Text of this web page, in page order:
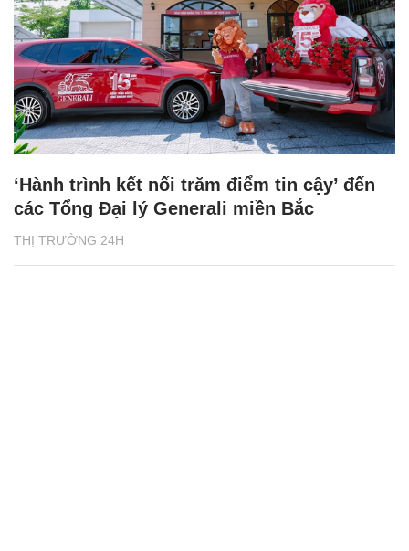
THỊ TRƯỜNG 24H
‘Hành trình kết nối trăm điểm tin cậy’ đến
các Tổng Đại lý Generali miền Bắc